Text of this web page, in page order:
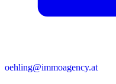
oehling@immoagency.at